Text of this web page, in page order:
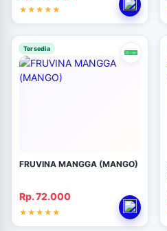
Tersedia
FRUVINA MANGGA (MANGO)
Rp. 72.000